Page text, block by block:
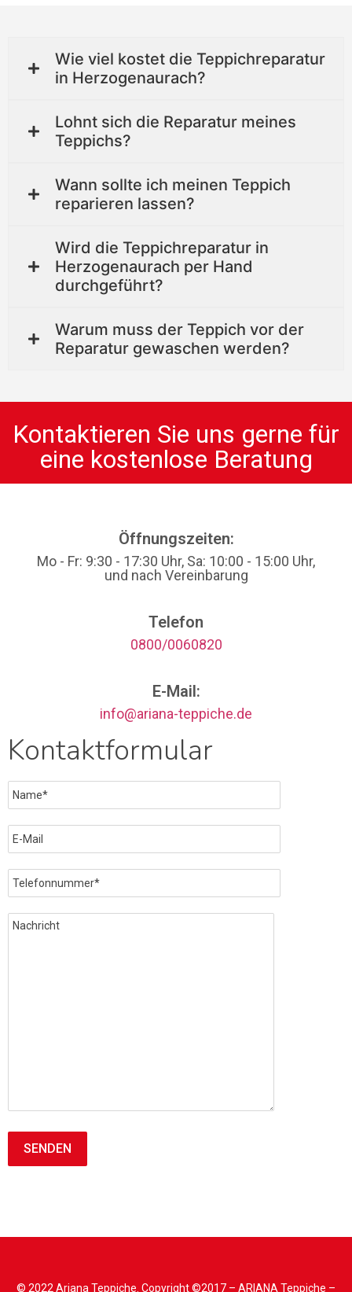
Wie viel kostet die Teppichreparatur
in Herzogenaurach?
Lohnt sich die Reparatur meines
Teppichs?
Wann sollte ich meinen Teppich
reparieren lassen?
Wird die Teppichreparatur in
Herzogenaurach per Hand
durchgeführt?
Warum muss der Teppich vor der
Reparatur gewaschen werden?
Kontaktieren Sie uns gerne für
eine kostenlose Beratung
Öffnungszeiten:
Mo - Fr: 9:30 - 17:30 Uhr, Sa: 10:00 - 15:00 Uhr,
und nach Vereinbarung
Telefon
0800/0060820
E-Mail:
info@ariana-teppiche.de
Kontaktformular
© 2022 Ariana Teppiche. Copyright ©2017 – ARIANA Teppiche –